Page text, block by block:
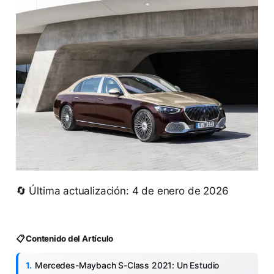
🔄 Última actualización: 4 de enero de 2026
📋 Contenido del Artículo
Mercedes-Maybach S-Class 2021: Un Estudio